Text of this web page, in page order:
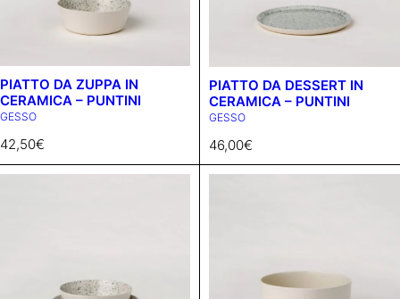
PIATTO DA ZUPPA IN
CERAMICA – PUNTINI
GESSO
42,50€
PIATTO DA DESSERT IN
CERAMICA – PUNTINI
GESSO
46,00€